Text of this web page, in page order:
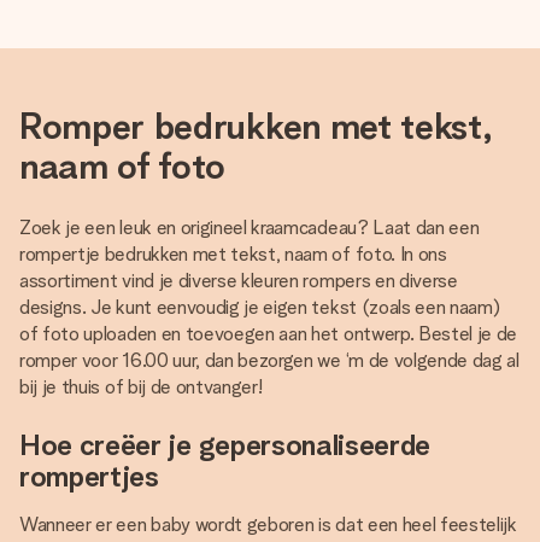
Romper bedrukken met tekst,
naam of foto
Zoek je een leuk en origineel kraamcadeau? Laat dan een
rompertje bedrukken met tekst, naam of foto. In ons
assortiment vind je diverse kleuren rompers en diverse
designs. Je kunt eenvoudig je eigen tekst (zoals een naam)
of foto uploaden en toevoegen aan het ontwerp. Bestel je de
romper voor 16.00 uur, dan bezorgen we ‘m de volgende dag al
bij je thuis of bij de ontvanger!
Hoe creëer je gepersonaliseerde
rompertjes
Wanneer er een baby wordt geboren is dat een heel feestelijk